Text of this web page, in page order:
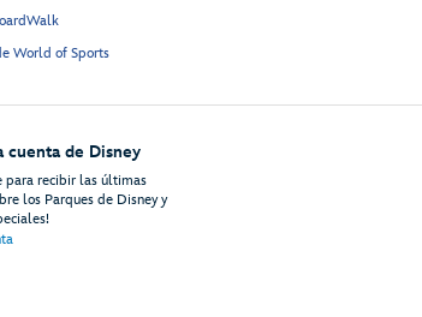
World of Sports
cuenta de Disney
para recibir las últimas
los Parques de Disney y